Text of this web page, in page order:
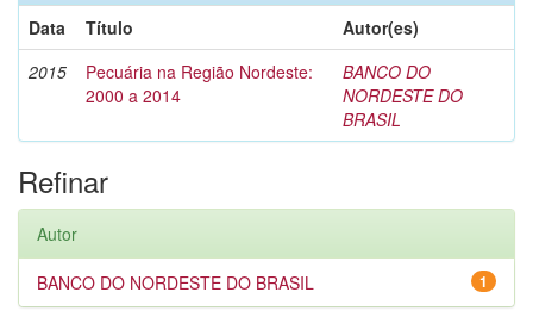
Data
Título
Autor(es)
2015
Pecuária na Região Nordeste:
2000 a 2014
BANCO DO
NORDESTE DO
BRASIL
Refinar
Autor
1
BANCO DO NORDESTE DO BRASIL